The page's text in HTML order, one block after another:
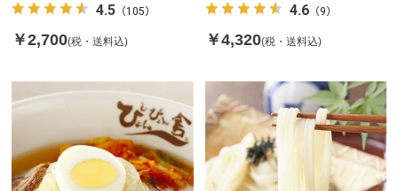
4.5 （105）
￥2,700(税・送料込)
4.6（9）
￥4,320(税・送料込)